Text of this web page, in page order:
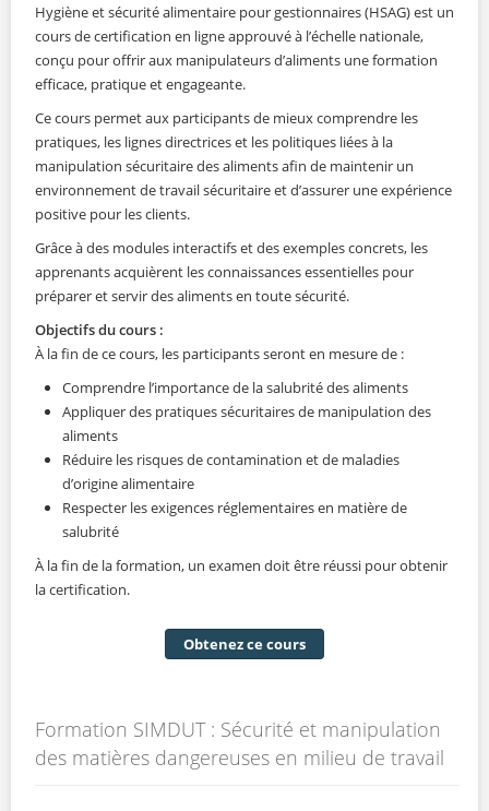
Hygiène et sécurité alimentaire pour gestionnaires (HSAG) est un
cours de certification en ligne approuvé à l’échelle nationale,
conçu pour offrir aux manipulateurs d’aliments une formation
efficace, pratique et engageante.
Ce cours permet aux participants de mieux comprendre les
pratiques, les lignes directrices et les politiques liées à la
manipulation sécuritaire des aliments afin de maintenir un
environnement de travail sécuritaire et d’assurer une expérience
positive pour les clients.
Grâce à des modules interactifs et des exemples concrets, les
apprenants acquièrent les connaissances essentielles pour
préparer et servir des aliments en toute sécurité.
Objectifs du cours :
À la fin de ce cours, les participants seront en mesure de :
Comprendre l’importance de la salubrité des aliments
Appliquer des pratiques sécuritaires de manipulation des
aliments
Réduire les risques de contamination et de maladies
d’origine alimentaire
Respecter les exigences réglementaires en matière de
salubrité
À la fin de la formation, un examen doit être réussi pour obtenir
la certification.
Obtenez ce cours
Formation SIMDUT : Sécurité et manipulation
des matières dangereuses en milieu de travail